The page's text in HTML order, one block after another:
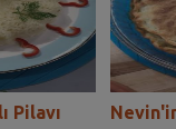
Pilavı